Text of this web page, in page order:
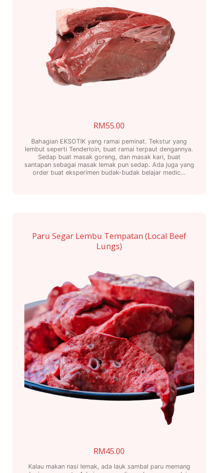
may
be
chosen
on
the
product
page
RM55.00
Bahagian EKSOTIK yang ramai peminat. Tekstur yang
lembut seperti Tenderloin, buat ramai terpaut dengannya.
Sedap buat masak goreng, dan masak kari, buat
santapan sebagai masak lemak pun sedap. Ada juga yang
order buat eksperimen budak-budak belajar medic…
Paru Segar Lembu Tempatan (Local Beef
Lungs)
RM45.00
Kalau makan nasi lemak, ada lauk sambal paru memang